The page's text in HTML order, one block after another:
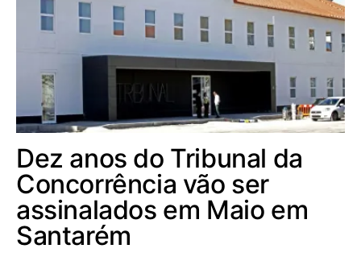
Dez anos do Tribunal da
Concorrência vão ser
assinalados em Maio em
Santarém